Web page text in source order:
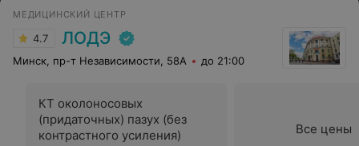
МЕДИЦИНСКИЙ ЦЕНТР
4.7 ЛОДЭ
Минск, пр-т Независимости, 58А до 21:00
КТ околоносовых
(придаточных) пазух (без
контрастного усиления)
Все цены